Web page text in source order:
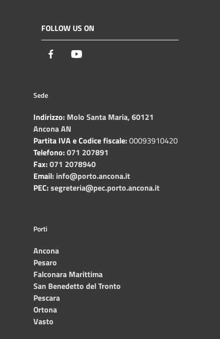
FOLLOW US ON
Facebook
Sede
Indirizzo: Molo Santa Maria, 60121
Ancona AN
Partita IVA e Codice fiscale:00093910420
Telefono:071 207891
Fax:071 2078940
Email: info@porto.ancona.it
PEC:segreteria@pec.porto.ancona.it
Porti
Ancona
Pesaro
Falconara Marittima
San Benedetto del Tronto
Pescara
Ortona
Vasto